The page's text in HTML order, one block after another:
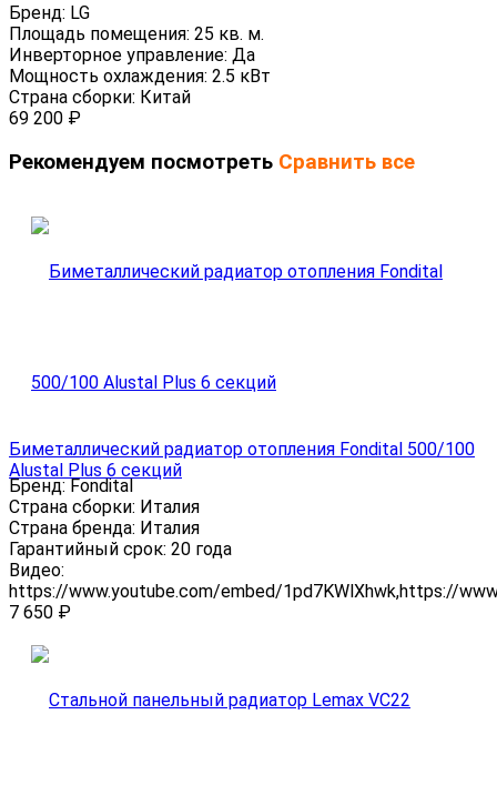
Бренд: LG
Площадь помещения: 25 кв. м.
Инверторное управление: Да
Мощность охлаждения: 2.5 кВт
Страна сборки: Китай
69 200 ₽
Рекомендуем посмотреть Сравнить все
Биметаллический радиатор отопления Fondital 500/100
Alustal Plus 6 секций
Бренд: Fondital
Страна сборки: Италия
Страна бренда: Италия
Гарантийный срок: 20 года
Видео:
https://www.youtube.com/embed/1pd7KWlXhwk,https://
7 650 ₽